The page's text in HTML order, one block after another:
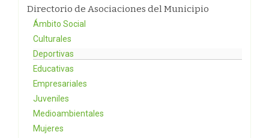
Directorio de Asociaciones del Municipio
Ámbito Social
Culturales
Deportivas
Educativas
Empresariales
Juveniles
Medioambientales
Mujeres